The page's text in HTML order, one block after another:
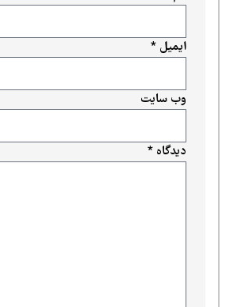
دیدگاه*
ایمیل*
وب‌ سایت